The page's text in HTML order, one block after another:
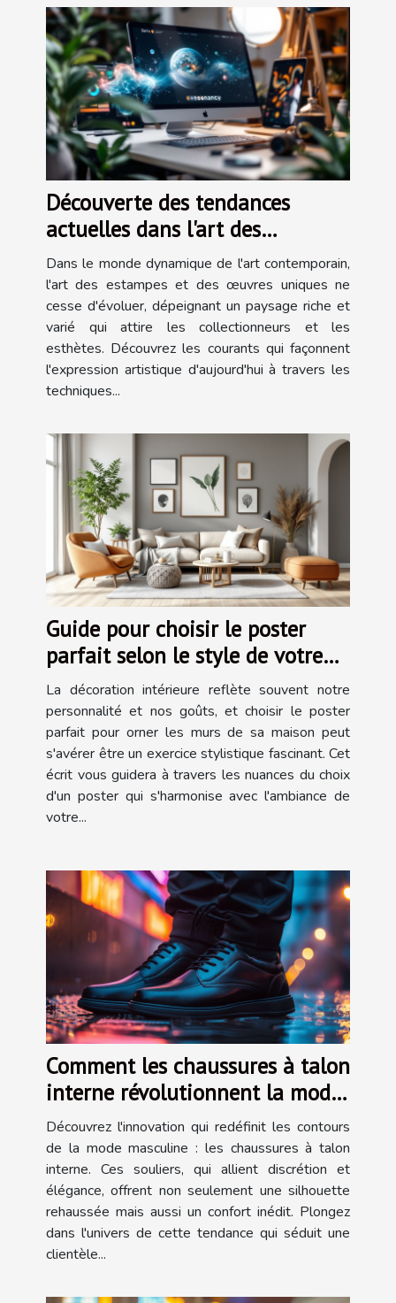
Découverte des tendances
actuelles dans l'art des
estampes et œuvres uniques
Dans le monde dynamique de l'art contemporain,
l'art des estampes et des œuvres uniques ne
cesse d'évoluer, dépeignant un paysage riche et
varié qui attire les collectionneurs et les
esthètes. Découvrez les courants qui façonnent
l'expression artistique d'aujourd'hui à travers les
techniques...
Guide pour choisir le poster
parfait selon le style de votre
maison
La décoration intérieure reflète souvent notre
personnalité et nos goûts, et choisir le poster
parfait pour orner les murs de sa maison peut
s'avérer être un exercice stylistique fascinant. Cet
écrit vous guidera à travers les nuances du choix
d'un poster qui s'harmonise avec l'ambiance de
votre...
Comment les chaussures à talon
interne révolutionnent la mode
masculine
Découvrez l'innovation qui redéfinit les contours
de la mode masculine : les chaussures à talon
interne. Ces souliers, qui allient discrétion et
élégance, offrent non seulement une silhouette
rehaussée mais aussi un confort inédit. Plongez
dans l'univers de cette tendance qui séduit une
clientèle...